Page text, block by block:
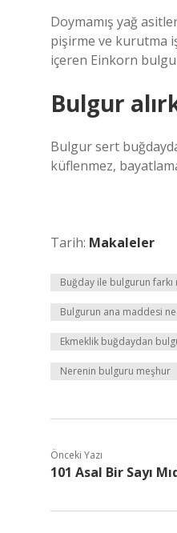
Doymamış yağ
pişirme ve kurutma
içeren Einkorn
Bulgur
Bulgur sert
küflenmez,
Tarih: Makaleler
Buğday ile bulgurun farkı
Bulgurun ana maddesi
Ekmeklik buğdaydan
Nerenin bulguru meşhur
Önceki Yazı
101 Asal Bir Sayı